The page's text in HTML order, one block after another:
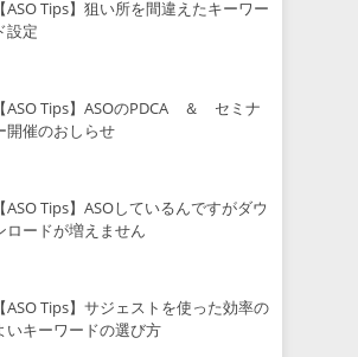
【ASO Tips】狙い所を間違えたキーワー
設定
【ASO Tips】ASOのPDCA ＆ セミナ
開催のおしらせ
【ASO Tips】ASOしているんですがダウ
ロードが増えません
【ASO Tips】サジェストを使った効率の
いキーワードの選び方